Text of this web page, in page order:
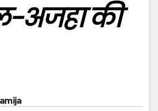
अजहा की